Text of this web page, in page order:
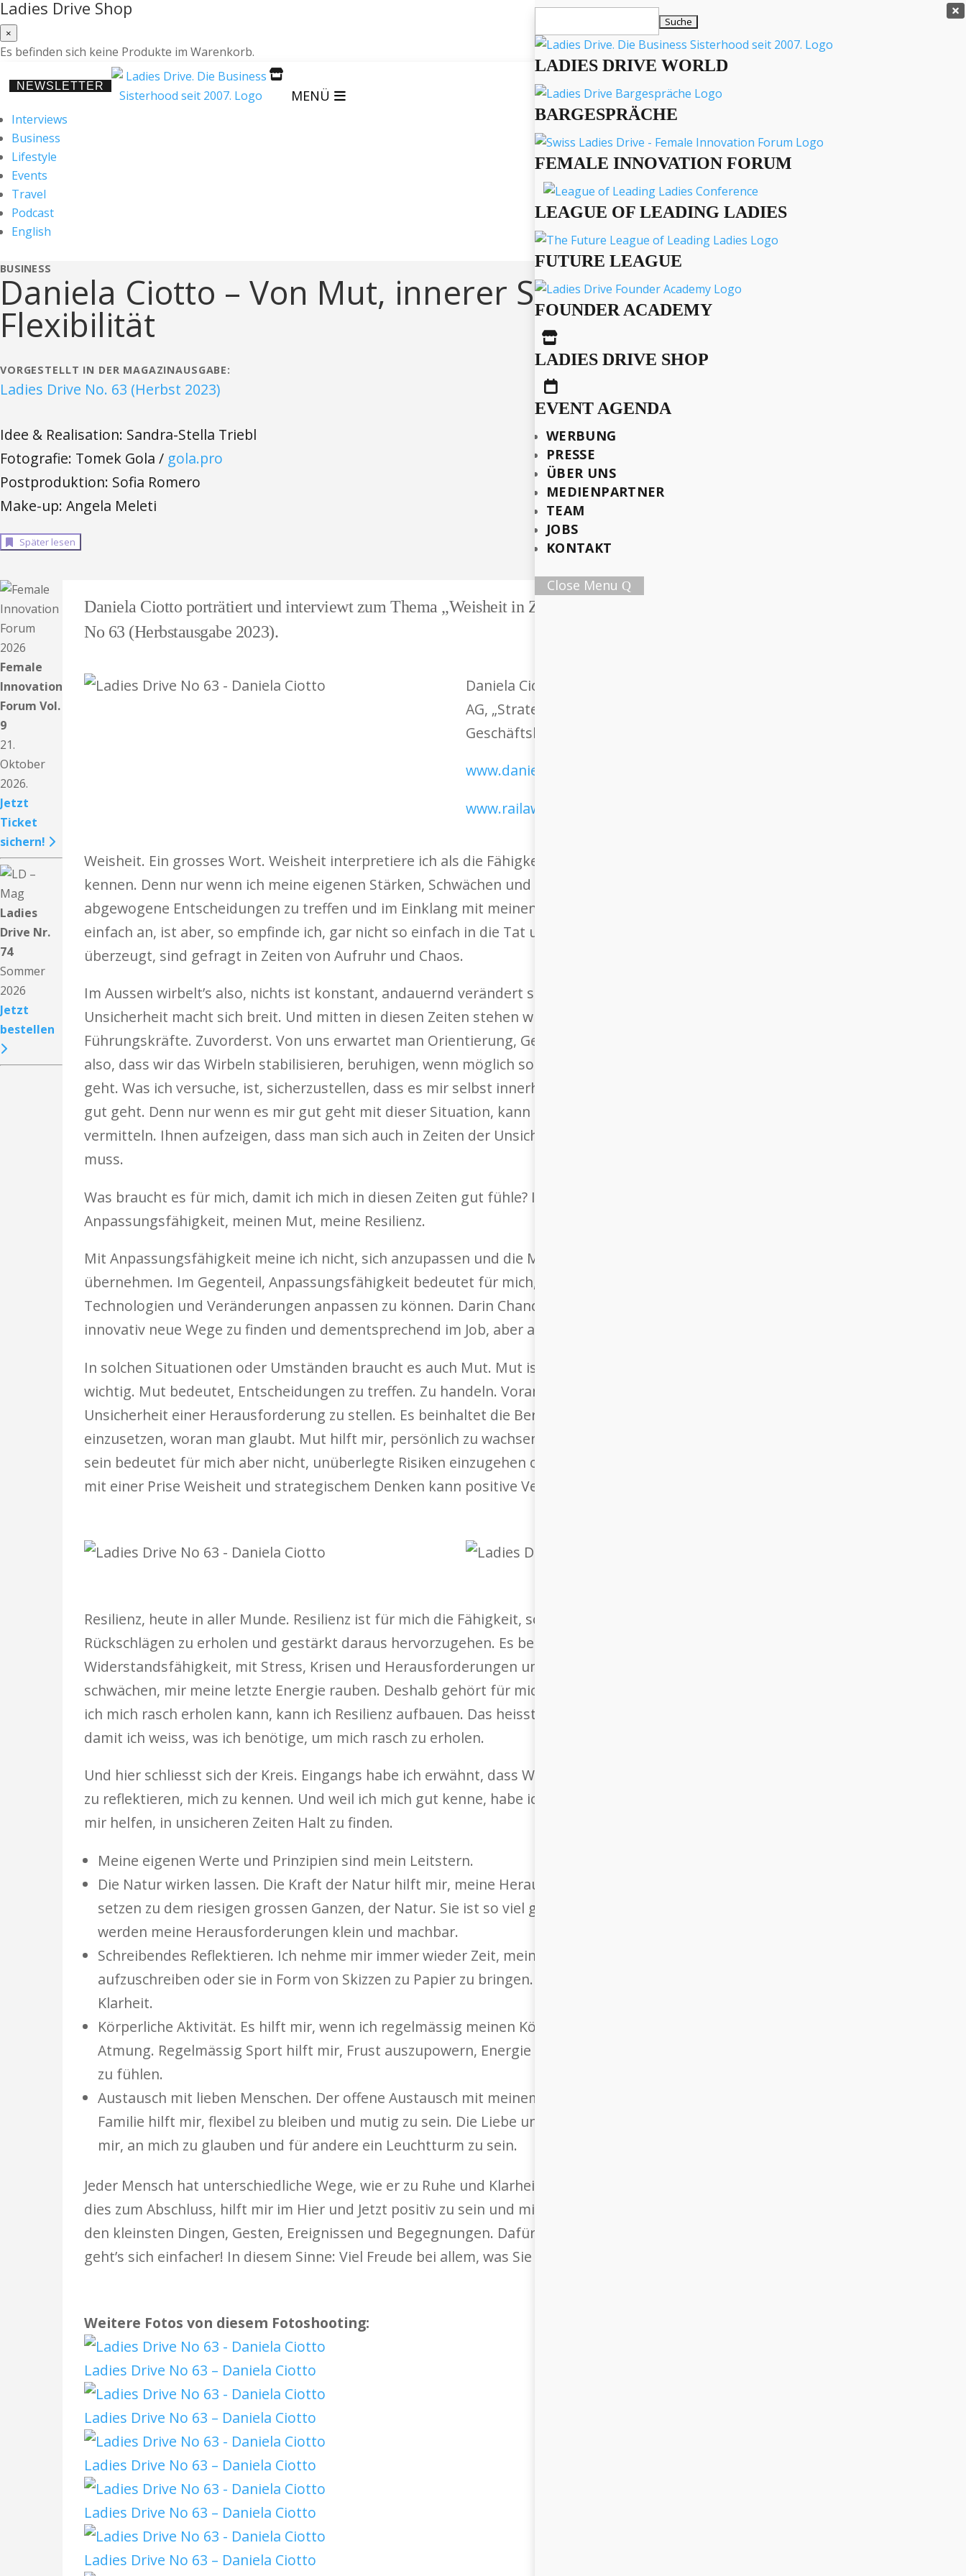
Ladies Drive Shop
×
Es befinden sich keine Produkte im Warenkorb.
NEWSLETTER

MENÜ
Interviews
Business
Lifestyle
Events
Travel
Podcast
English

nach:
LADIES DRIVE WORLD
BARGESPRÄCHE
FEMALE INNOVATION FORUM
LEAGUE OF LEADING LADIES
FUTURE LEAGUE
FOUNDER ACADEMY

LADIES DRIVE SHOP

EVENT AGENDA
WERBUNG
PRESSE
ÜBER UNS
MEDIENPARTNER
TEAM
JOBS
KONTAKT
Close Menu
BUSINESS
Daniela Ciotto – Von Mut, innerer Stärke und
Flexibilität
VORGESTELLT IN DER MAGAZINAUSGABE:
Ladies Drive No. 63 (Herbst 2023)
Idee & Realisation: Sandra-Stella Triebl
Fotografie: Tomek Gola / gola.pro
Postproduktion: Sofia Romero
Make-up: Angela Meleti
Später lesen
Female
Innovation
Forum Vol.
9
21.
Oktober
2026.
Jetzt
Ticket
sichern!
Ladies
Drive Nr.
74
Sommer
2026
Jetzt
bestellen
Daniela Ciotto porträtiert und interviewt zum Thema „Weisheit in Zeiten des Dramas” im Ladies Drive Magazin
No 63 (Herbstausgabe 2023).
Daniela Ciotto ist Inhaberin Ciotto Executive Consulting
AG, „Strategys best friend“ sowie CMO und Mitglied der
Geschäftsleitung Railaway AG / SBB
www.danielaciotto.ch
www.railaway.ch
Weisheit. Ein grosses Wort. Weisheit interpretiere ich als die Fähigkeit, sich selbst zu reflektieren und sich selbst zu
kennen. Denn nur wenn ich meine eigenen Stärken, Schwächen und Werte erkenne, bin ich in der Lage, bewusste,
abgewogene Entscheidungen zu treffen und im Einklang mit meinen Überzeugungen zu leben. Das hört sich
einfach an, ist aber, so empfinde ich, gar nicht so einfach in die Tat umzusetzen. Und Taten, davon bin ich
überzeugt, sind gefragt in Zeiten von Aufruhr und Chaos.
Im Aussen wirbelt’s also, nichts ist konstant, andauernd verändert sich alles, rasend schnell geht die Entwicklung,
Unsicherheit macht sich breit. Und mitten in diesen Zeiten stehen wir. Als Individuen, als Managerinnen, als
Führungskräfte. Zuvorderst. Von uns erwartet man Orientierung, Gelassenheit, Sicherheit. Von uns erwartet man
also, dass wir das Wirbeln stabilisieren, beruhigen, wenn möglich sogar abschalten. Ich glaube nicht, dass das
geht. Was ich versuche, ist, sicherzustellen, dass es mir selbst innerhalb des Chaos, der konstanten Veränderung
gut geht. Denn nur wenn es mir gut geht mit dieser Situation, kann ich anderen Zuversicht und Orientierung
vermitteln. Ihnen aufzeigen, dass man sich auch in Zeiten der Unsicherheit gut fühlen kann. Handeln kann. Und
muss.
Was braucht es für mich, damit ich mich in diesen Zeiten gut fühle? Ich verlasse mich auf meine
Anpassungsfähigkeit, meinen Mut, meine Resilienz.
Mit Anpassungsfähigkeit meine ich nicht, sich anzupassen und die Meinungen anderer einfach für sich zu
übernehmen. Im Gegenteil, Anpassungsfähigkeit bedeutet für mich, sich schnell an neue Situationen,
Technologien und Veränderungen anpassen zu können. Darin Chancen zu sehen, den Wandel zu begrüssen,
innovativ neue Wege zu finden und dementsprechend im Job, aber auch als Individuum erfolgreich zu sein.
In solchen Situationen oder Umständen braucht es auch Mut. Mut ist heutzutage ein seltenes Gut. Aber, Mut ist
wichtig. Mut bedeutet, Entscheidungen zu treffen. Zu handeln. Voranzuschreiten. Mut ist für mich, sich trotz
Unsicherheit einer Herausforderung zu stellen. Es beinhaltet die Bereitschaft, Risiken einzugehen und sich für das
einzusetzen, woran man glaubt. Mut hilft mir, persönlich zu wachsen, Veränderung und Erfolg zu erreichen. Mutig
sein bedeutet für mich aber nicht, unüberlegte Risiken einzugehen oder rücksichtslos zu handeln. Mut kombiniert
mit einer Prise Weisheit und strategischem Denken kann positive Veränderungen und langfristige Erfolge erzielen.
Resilienz, heute in aller Munde. Resilienz ist für mich die Fähigkeit, schwierige Situationen zu bewältigen, mich von
Rückschlägen zu erholen und gestärkt daraus hervorzugehen. Es bedeutet für mich eine gewisse
Widerstandsfähigkeit, mit Stress, Krisen und Herausforderungen umgehen zu können. Ohne dass sie mich
schwächen, mir meine letzte Energie rauben. Deshalb gehört für mich zu Resilienz auch immer Erholung. Nur wenn
ich mich rasch erholen kann, kann ich Resilienz aufbauen. Das heisst also, ich muss mich kennen, gut kennen,
damit ich weiss, was ich benötige, um mich rasch zu erholen.
Und hier schliesst sich der Kreis. Eingangs habe ich erwähnt, dass Weisheit für mich die Fähigkeit ist, mich selbst
zu reflektieren, mich zu kennen. Und weil ich mich gut kenne, habe ich für mich ein paar Dinge herausgefunden, die
mir helfen, in unsicheren Zeiten Halt zu finden.
Meine eigenen Werte und Prinzipien sind mein Leitstern.
Die Natur wirken lassen. Die Kraft der Natur hilft mir, meine Herausforderungen zu relativieren, sie in Bezug zu
setzen zu dem riesigen grossen Ganzen, der Natur. Sie ist so viel grösser, weiser und nachhaltiger als alles. Da
werden meine Herausforderungen klein und machbar.
Schreibendes Reflektieren. Ich nehme mir immer wieder Zeit, meine Gedanken, Ideen, Hirngespinste, Gefühle
aufzuschreiben oder sie in Form von Skizzen zu Papier zu bringen. Das beruhigt meinen Geist und bringt mir
Klarheit.
Körperliche Aktivität. Es hilft mir, wenn ich regelmässig meinen Körper spüre, meinen Puls, meine Kraft, meine
Atmung. Regelmässig Sport hilft mir, Frust auszupowern, Energie zu schöpfen, mich stark und widerstandsfähig
zu fühlen.
Austausch mit lieben Menschen. Der offene Austausch mit meinem Partner, meinen Freunden oder meiner
Familie hilft mir, flexibel zu bleiben und mutig zu sein. Die Liebe und Zuneigung von anderen Menschen helfen
mir, an mich zu glauben und für andere ein Leuchtturm zu sein.
Jeder Mensch hat unterschiedliche Wege, wie er zu Ruhe und Klarheit, zu Resilienz und Freude findet. Und Freude,
dies zum Abschluss, hilft mir im Hier und Jetzt positiv zu sein und mich wohlzufühlen. Freude finde ich täglich an
den kleinsten Dingen, Gesten, Ereignissen und Begegnungen. Dafür bin ich dankbar. Denn mit ein bisschen Freude
geht’s sich einfacher! In diesem Sinne: Viel Freude bei allem, was Sie tun, lassen Sie’s krachen!
Weitere Fotos von diesem Fotoshooting:
Ladies Drive No 63 – Daniela Ciotto
Ladies Drive No 63 – Daniela Ciotto
Ladies Drive No 63 – Daniela Ciotto
Ladies Drive No 63 – Daniela Ciotto
Ladies Drive No 63 – Daniela Ciotto